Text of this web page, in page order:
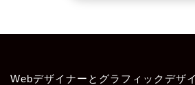
Webデザイナーとグラフィックデザ